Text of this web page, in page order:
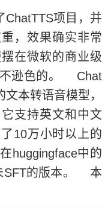
项目，并
，效果确实非常
在微软的商业级
不逊色的。 Chat
本转语音模型，
支持英文和中文
10万小时以上的
huggingface中的
SFT的版本。 本